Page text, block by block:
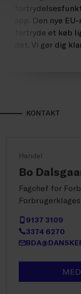
app. Den nye
fortryde et køb
det. Vi gør dig
KONTAKT
Handel
Bo
Fagchef for
9137 3109
3374 6270